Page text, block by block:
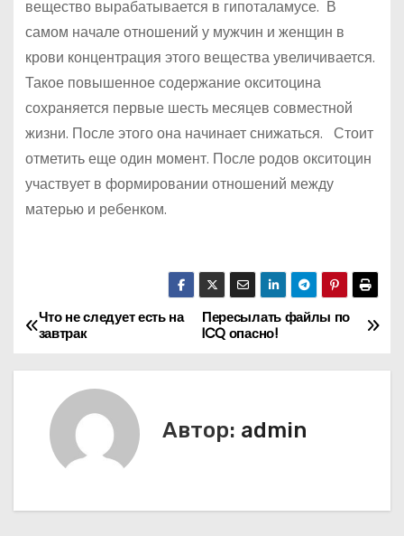
вещество вырабатывается в гипоталамусе. В
самом начале отношений у мужчин и женщин в
крови концентрация этого вещества увеличивается.
Такое повышенное содержание окситоцина
сохраняется первые шесть месяцев совместной
жизни. После этого она начинает снижаться. Стоит
отметить еще один момент. После родов окситоцин
участвует в формировании отношений между
матерью и ребенком.
Н
а
а
Пересылать файлы по
ICQ опасно!
Что не следует есть на
завтрак
Автор: admin